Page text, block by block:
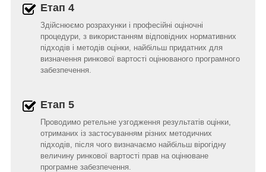
Етап 4
Здійснюємо розрахунки і професійні оціночні
процедури, з використанням відповідних нормативних
підходів і методів оцінки, найбільш придатних для
визначення ринкової вартості оцінюваного програмного
забезпечення.
Етап 5
Проводимо ретельне узгодження результатів оцінки,
отриманих із застосуванням різних методичних
підходів, після чого визначаємо найбільш вірогідну
величину ринкової вартості прав на оцінюване
програмне забезпечення.